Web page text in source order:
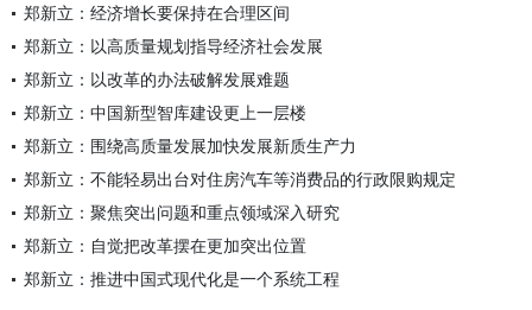
郑新立：经济增长要保持在合理区间
郑新立：以高质量规划指导经济社会发展
郑新立：以改革的办法破解发展难题
郑新立：中国新型智库建设更上一层楼
郑新立：围绕高质量发展加快发展新质生产力
郑新立：不能轻易出台对住房汽车等消费品的行政限购规定
郑新立：聚焦突出问题和重点领域深入研究
郑新立：自觉把改革摆在更加突出位置
郑新立：推进中国式现代化是一个系统工程